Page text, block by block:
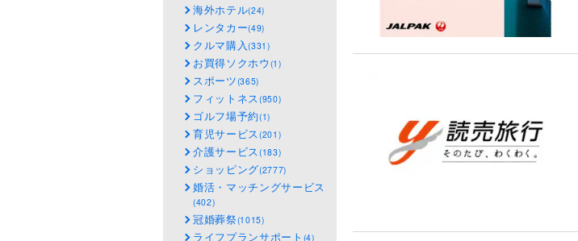
海外ホテル(24)
レンタカー(49)
クルマ購入(331)
お買得ソクホウ (1)
スポーツ(365)
フィットネス(950)
ゴルフ場予約(1)
育児サービス(201)
介護サービス(183)
ショッピング(2777)
婚活・マッチングサービス
(402)
冠婚葬祭(1015)
ライフプランサポート (4)